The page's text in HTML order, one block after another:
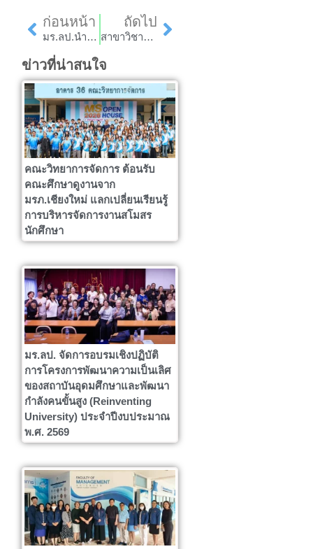
Prev
ก่อนหน้า
มร.ลป.นำเสนอ “การสร้างแผนธุรกิจเพื่อสร้างเศรษฐกิจฐานรากรองรับการเปลี่ยนแปลงและวิกฤตด้านเศรษฐกิจและแก้ไขปัญหาความยากจน”
ถัดไป
สาขาวิชาการบัญชี ขอเชิญเข้าอบรมความรู้ต่อเนื่องทางวิชาชีพบัญชี “การประยุกต์ TFRS for NPAEs กับธุรกิจในยุคดิจิตอล ”
Next
ข่าวที่น่าสนใจ
คณะวิทยาการจัดการ ต้อนรับ
คณะศึกษาดูงานจาก
มรภ.เชียงใหม่ แลกเปลี่ยนเรียนรู้
การบริหารจัดการงานสโมสร
นักศึกษา
มร.ลป. จัดการอบรมเชิงปฏิบัติ
การโครงการพัฒนาความเป็นเลิศ
ของสถาบันอุดมศึกษาและพัฒนา
กำลังคนขั้นสูง (Reinventing
University) ประจำปีงบประมาณ
พ.ศ. 2569